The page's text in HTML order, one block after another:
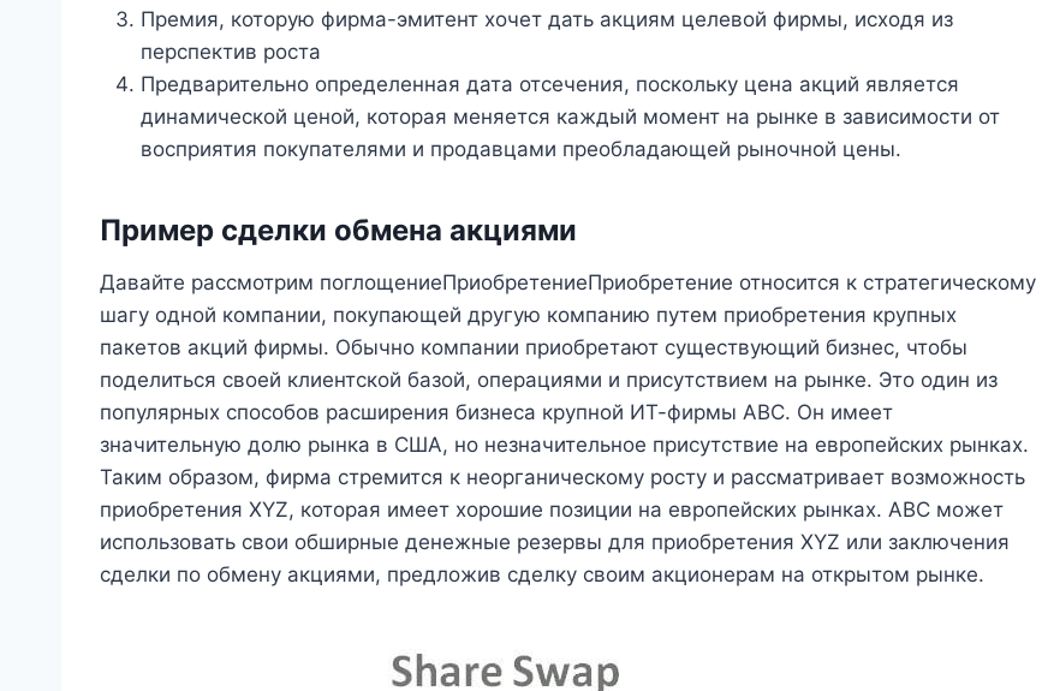
Премия, которую фирма-эмитент хочет дать акциям целевой фирмы, исходя из
перспектив роста
Предварительно определенная дата отсечения, поскольку цена акций является
динамической ценой, которая меняется каждый момент на рынке в зависимости от
восприятия покупателями и продавцами преобладающей рыночной цены.
Пример сделки обмена акциями
Давайте рассмотрим поглощениеПриобретениеПриобретение относится к стратегическому
шагу одной компании, покупающей другую компанию путем приобретения крупных
пакетов акций фирмы. Обычно компании приобретают существующий бизнес, чтобы
поделиться своей клиентской базой, операциями и присутствием на рынке. Это один из
популярных способов расширения бизнеса крупной ИТ-фирмы ABC. Он имеет
значительную долю рынка в США, но незначительное присутствие на европейских рынках.
Таким образом, фирма стремится к неорганическому росту и рассматривает возможность
приобретения XYZ, которая имеет хорошие позиции на европейских рынках. ABC может
использовать свои обширные денежные резервы для приобретения XYZ или заключения
сделки по обмену акциями, предложив сделку своим акционерам на открытом рынке.